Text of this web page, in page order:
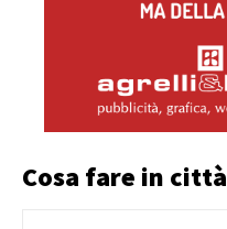
Cosa fare in città